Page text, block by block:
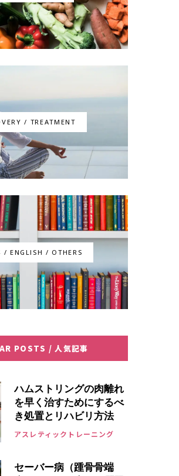
/ TREATMENT
/ ENGLISH / OTHERS
POSTS / 人気記事
ハムストリングの肉離れ
を早く治すためにするべ
き処置とリハビリ方法
アスレティックトレーニング
セーバー病（踵骨骨端